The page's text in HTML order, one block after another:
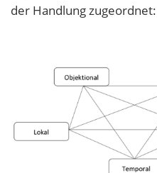
der Handlung zugeordnet: